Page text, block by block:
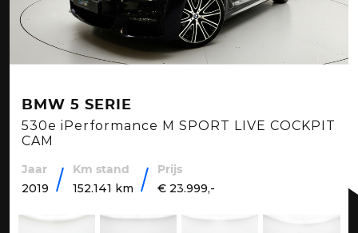
BMW 5 SERIE
530e iPerformance M SPORT LIVE COCKPIT
CAM
Jaar
2019
Km stand
152.141 km
Prijs
€ 23.999,-